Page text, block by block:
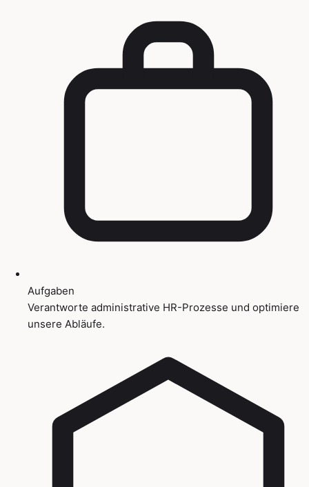
Aufgaben
Verantworte administrative HR-Prozesse und optimiere
unsere Abläufe.